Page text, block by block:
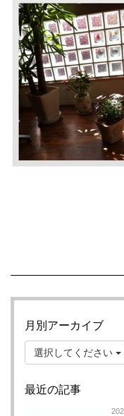
月別アーカイブ
選択してください
最近の記事